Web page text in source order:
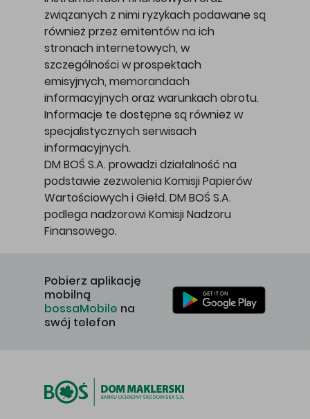
związanych z nimi ryzykach podawane są
również przez emitentów na ich
stronach internetowych, w
szczególności w prospektach
emisyjnych, memorandach
informacyjnych oraz warunkach obrotu.
Informacje te dostępne są również w
specjalistycznych serwisach
informacyjnych.
DM BOŚ S.A. prowadzi działalność na
podstawie zezwolenia Komisji Papierów
Wartościowych i Giełd. DM BOŚ S.A.
podlega nadzorowi Komisji Nadzoru
Finansowego.
Pobierz aplikację
mobilną
bossaMobile na
swój telefon